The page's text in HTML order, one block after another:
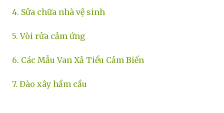
4. Sửa chữa nhà vệ sinh
5. Vòi rửa cảm ứng
6. Các Mẫu Van Xả Tiểu Cảm Biến
7. Đào xây hầm cầu